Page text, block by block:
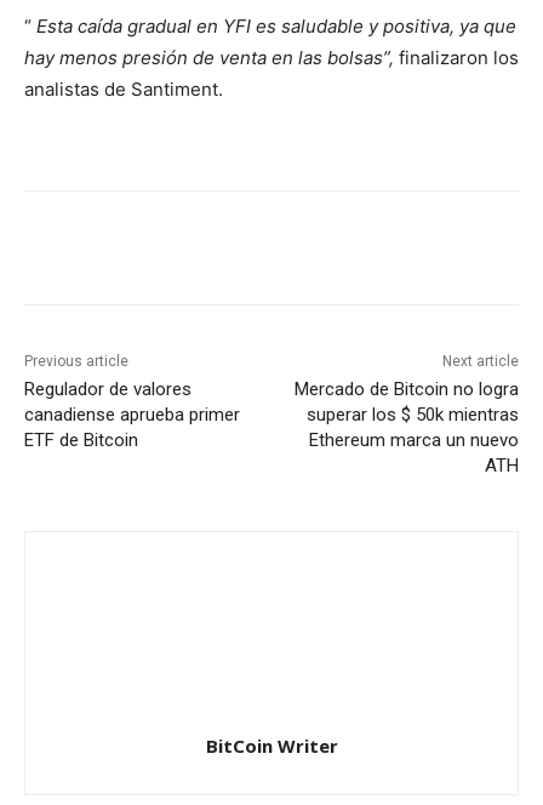
“ Esta caída gradual en YFI es saludable y positiva, ya que
hay menos presión de venta en las bolsas”, finalizaron los
analistas de Santiment.
Previous article
Regulador de valores
canadiense aprueba primer
ETF de Bitcoin
Next article
Mercado de Bitcoin no logra
superar los $ 50k mientras
Ethereum marca un nuevo
ATH
BitCoin Writer